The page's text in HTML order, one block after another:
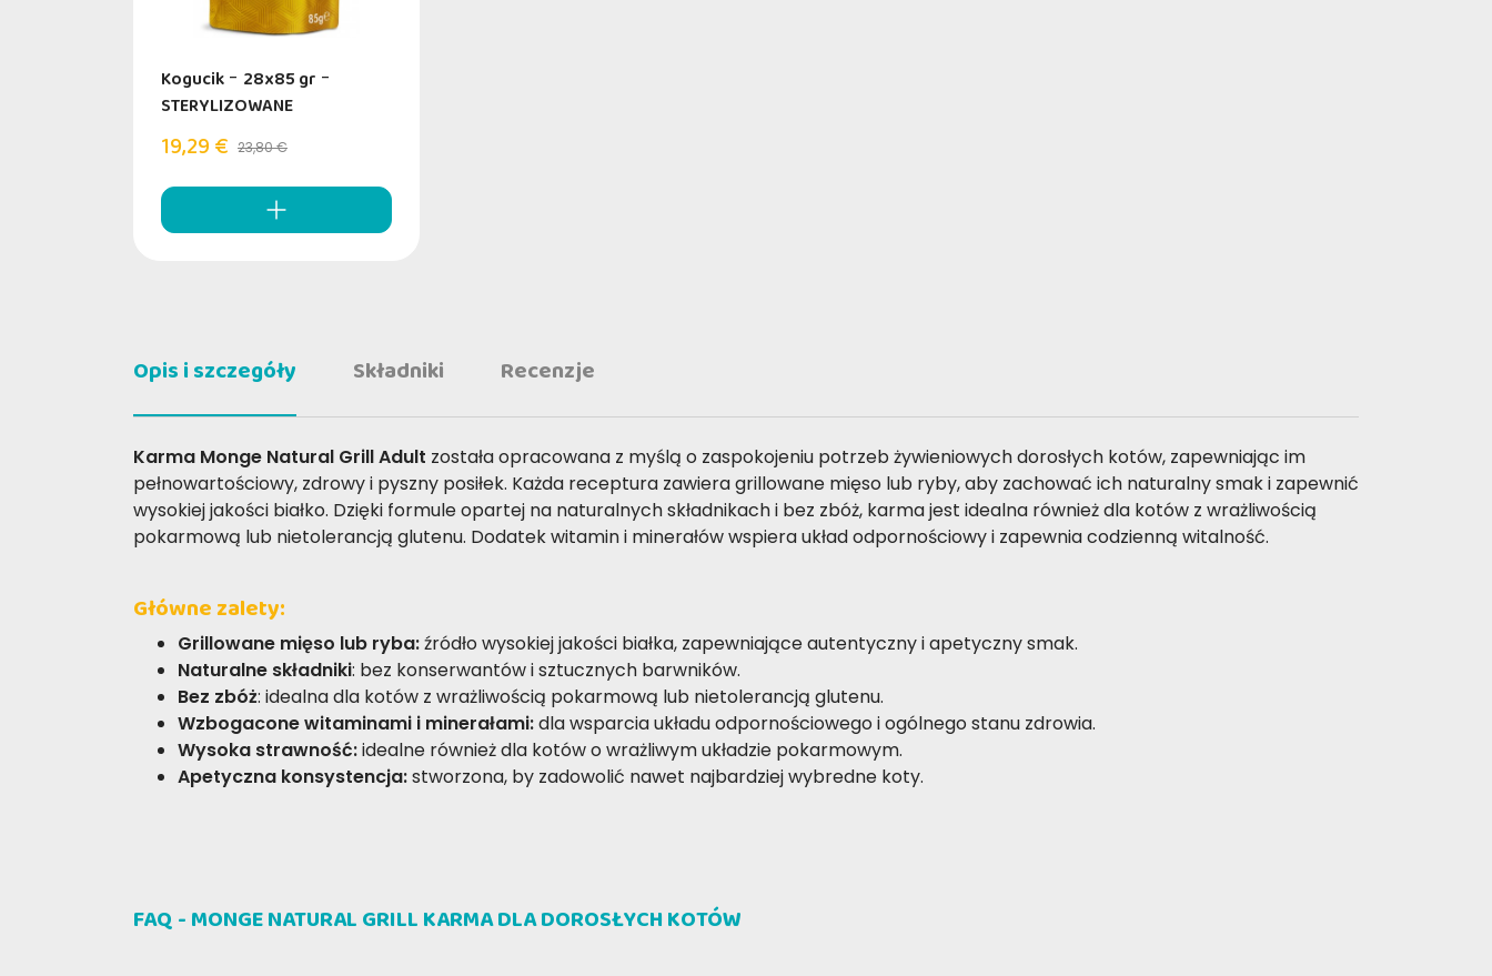
Kogucik - 28x85 gr -
STERYLIZOWANE
19,29 € 23,80 €
Opis i szczegóły Składniki Recenzje
Karma Monge Natural Grill Adult została opracowana z myślą o zaspokojeniu potrzeb żywieniowych dorosłych kotów, zapewniając im
pełnowartościowy, zdrowy i pyszny posiłek. Każda receptura zawiera grillowane mięso lub ryby, aby zachować ich naturalny smak i zapewnić
wysokiej jakości białko. Dzięki formule opartej na naturalnych składnikach i bez zbóż, karma jest idealna również dla kotów z wrażliwością
pokarmową lub nietolerancją glutenu. Dodatek witamin i minerałów wspiera układ odpornościowy i zapewnia codzienną witalność.
Główne zalety:
Grillowane mięso lub ryba:źródło wysokiej jakości białka, zapewniające autentyczny i apetyczny smak.
Naturalne składniki: bez konserwantów i sztucznych barwników.
Bez zbóż: idealna dla kotów z wrażliwością pokarmową lub nietolerancją glutenu.
Wzbogacone witaminami i minerałami:dla wsparcia układu odpornościowego i ogólnego stanu zdrowia.
Wysoka strawność:idealne również dla kotów o wrażliwym układzie pokarmowym.
Apetyczna konsystencja:stworzona, by zadowolić nawet najbardziej wybredne koty.
JAGNIĘCINA
FAQ - MONGE NATURAL GRILL KARMA DLA DOROSŁYCH KOTÓW